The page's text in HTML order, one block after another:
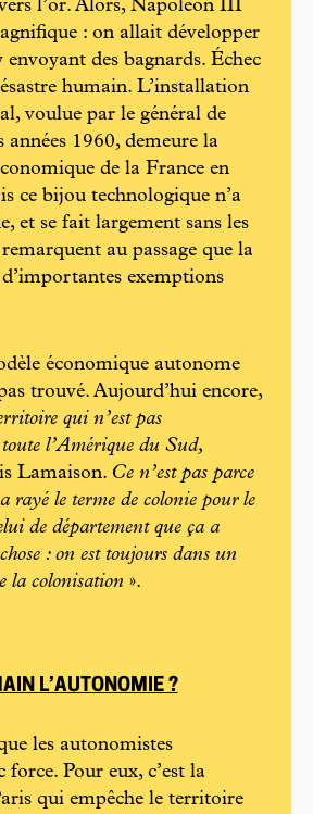
l’or. Alors, Napoléon III
: on allait développer
des bagnards. Échec
humain. L’installation
voulue par le général de
années 1960, demeure la
de la France en
ce bijou technologique n’a
et se fait largement sans les
au passage que la
d’importantes exemptions
économique autonome
trouvé. Aujourd’hui encore,
qui n’est pas
l’Amérique du Sud,
Lamaison. Ce n’est pas parce
rayé le terme de colonie pour le
de département que ça a
: on est toujours dans un
la colonisation ».
L’AUTONOMIE ?
les autonomistes
force. Pour eux, c’est la
qui empêche le territoire